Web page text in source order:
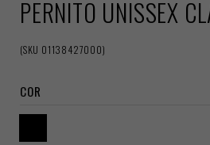
PERNITO UNISSEX
(SKU 01138427000)
COR